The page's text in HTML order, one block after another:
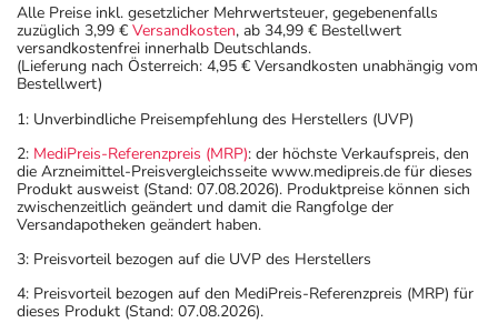
Alle Preise inkl. gesetzlicher Mehrwertsteuer, gegebenenfalls
zuzüglich 3,99 € Versandkosten, ab 34,99 € Bestellwert
versandkostenfrei innerhalb Deutschlands.
(Lieferung nach Österreich: 4,95 € Versandkosten unabhängig vom
Bestellwert)
1: Unverbindliche Preisempfehlung des Herstellers (UVP)
2: MediPreis-Referenzpreis (MRP): der höchste Verkaufspreis, den
die Arzneimittel-Preisvergleichsseite www.medipreis.de für dieses
Produkt ausweist (Stand: 07.08.2026). Produktpreise können sich
zwischenzeitlich geändert und damit die Rangfolge der
Versandapotheken geändert haben.
3: Preisvorteil bezogen auf die UVP des Herstellers
4: Preisvorteil bezogen auf den MediPreis-Referenzpreis (MRP) für
dieses Produkt (Stand: 07.08.2026).